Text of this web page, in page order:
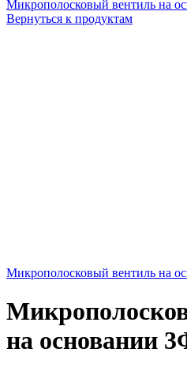
Микрополосковый вентиль на
Вернуться к продуктам
Микрополосковый вентиль на
на основании